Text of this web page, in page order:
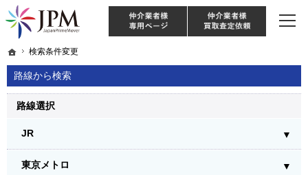
ホーム
検索条件変更
路線から検索
東京・神奈川・埼玉・千葉のリノベーション住宅や中古マンションを手がける会
【物件買取強化中！】リノベーション住宅・不動産・中古マンションならJPM
路線選択
JR
東京メトロ
ホーム
検索条件変更